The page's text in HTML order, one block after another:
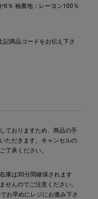
6％ 袖裏地：レーヨン100％
記商品コードをお伝え下さ
ておりますため、商品の手
ただきます。キャンセルの
了承ください。
庫は30分間確保されます
せんのでご注意ください。
お早めにレジにお進み下さ